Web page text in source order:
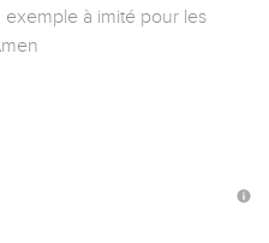
à imité pour les